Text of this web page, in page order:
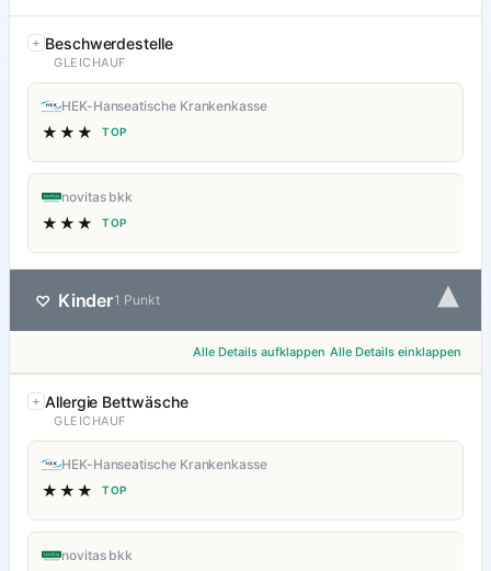
Beschwerdestelle
GLEICHAUF
HEK-Hanseatische Krankenkasse
★★★ TOP
novitas bkk
★★★ TOP
♡ Kinder1 Punkt ▾
Alle Details aufklappen Alle Details einklappen
Allergie Bettwäsche
GLEICHAUF
HEK-Hanseatische Krankenkasse
★★★ TOP
novitas bkk